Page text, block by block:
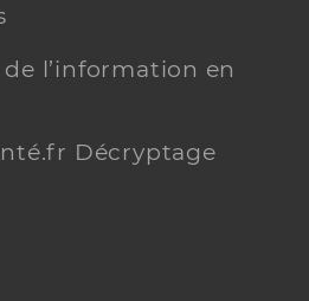
l’information en
Décryptage